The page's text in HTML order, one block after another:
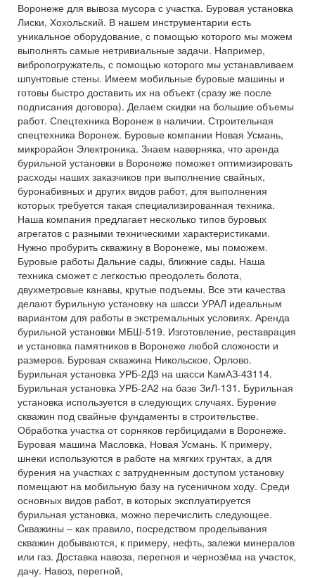
Воронеже для вывоза мусора с участка. Буровая установка
Лиски, Хохольский. В нашем инструментарии есть
уникальное оборудование, с помощью которого мы можем
выполнять самые нетривиальные задачи. Например,
вибропогружатель, с помощью которого мы устанавливаем
шпунтовые стены. Имеем мобильные буровые машины и
готовы быстро доставить их на объект (сразу же после
подписания договора). Делаем скидки на большие объемы
работ. Спецтехника Воронеж в наличии. Строительная
спецтехника Воронеж. Буровые компании Новая Усмань,
микрорайон Электроника. Знаем наверняка, что аренда
бурильной установки в Воронеже поможет оптимизировать
расходы наших заказчиков при выполнение свайных,
буронабивных и других видов работ, для выполнения
которых требуется такая специализированная техника.
Наша компания предлагает несколько типов буровых
агрегатов с разными техническими характеристиками.
Нужно пробурить скважину в Воронеже, мы поможем.
Буровые работы Дальние сады, ближние сады. Наша
техника сможет с легкостью преодолеть болота,
двухметровые канавы, крутые подъемы. Все эти качества
делают бурильную установку на шасси УРАЛ идеальным
вариантом для работы в экстремальных условиях. Аренда
бурильной установки МБШ-519. Изготовление, реставрация
и установка памятников в Воронеже любой сложности и
размеров. Буровая скважина Никольское, Орлово.
Бурильная установка УРБ-2Д3 на шасси КамАЗ-43114.
Бурильная установка УРБ-2А2 на базе ЗиЛ-131. Бурильная
установка используется в следующих случаях. Бурение
скважин под свайные фундаменты в строительстве.
Обработка участка от сорняков гербицидами в Воронеже.
Буровая машина Масловка, Новая Усмань. К примеру,
шнеки используются в работе на мягких грунтах, а для
бурения на участках с затрудненным доступом установку
помещают на мобильную базу на гусеничном ходу. Среди
основных видов работ, в которых эксплуатируется
бурильная установка, можно перечислить следующее.
Cкважины – как правило, посредством проделывания
скважин добываются, к примеру, нефть, залежи минералов
или газ. Доставка навоза, перегноя и чернозёма на участок,
дачу. Навоз, перегной,